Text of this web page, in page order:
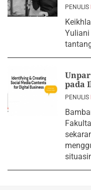
PENULIS
pada
PENULIS